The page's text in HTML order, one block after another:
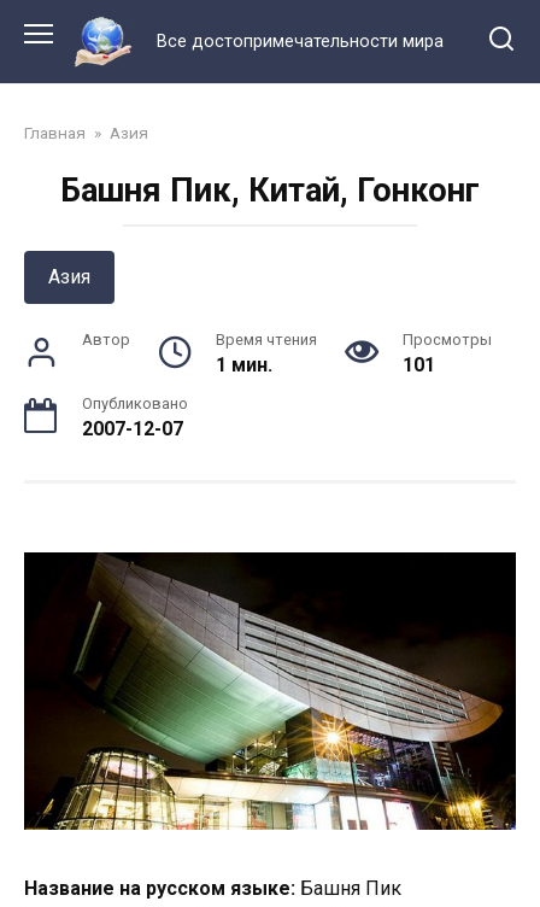
контенту
Все достопримечательности мира
Главная » Азия
Башня Пик, Китай, Гонконг
Азия
Автор Время чтения
1 мин.
Просмотры
101
Опубликовано
2007-12-07
Название на русском языке: Башня Пик